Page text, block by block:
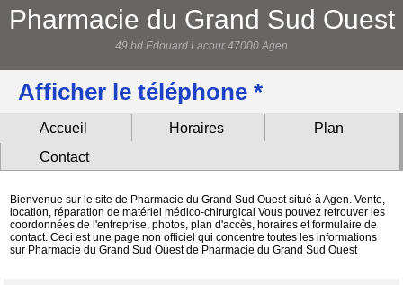
Pharmacie du Grand Sud Ouest
49 bd Edouard Lacour 47000 Agen
Afficher le téléphone *
Accueil Horaires
Plan
Contact
Bienvenue sur le site de Pharmacie du Grand Sud Ouest situé à Agen. Vente,
location, réparation de matériel médico-chirurgical Vous pouvez retrouver les
coordonnées de l'entreprise, photos, plan d'accès, horaires et formulaire de
contact. Ceci est une page non officiel qui concentre toutes les informations
sur Pharmacie du Grand Sud Ouest de Pharmacie du Grand Sud Ouest